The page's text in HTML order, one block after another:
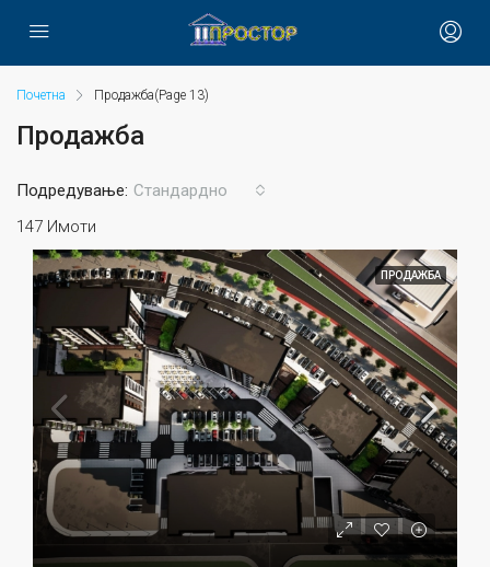
Почетна Продажба(Page 13)
Продажба
147 Имоти
Подредување: Стандардно
ПРОДАЖБА